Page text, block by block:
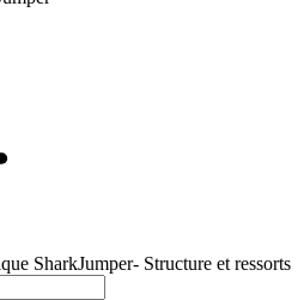
SharkJumper- Structure et ressorts